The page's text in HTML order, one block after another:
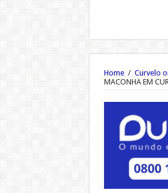
Home / Curvelo
MACONHA EM